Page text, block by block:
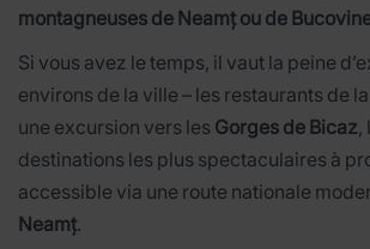
montagneuses de Neamț ou de
Si vous avez le temps, il vaut la peine
environs de la ville – les restaurants de
une excursion vers les Gorges de Bicaz,
destinations les plus spectaculaires à
accessible via une route nationale
Neamț.